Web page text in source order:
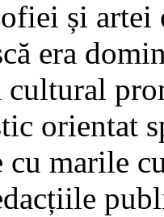
și artei
era
cultural
orientat
marile